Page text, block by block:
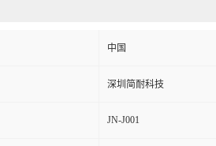
中国
深圳简耐科技
JN-J001